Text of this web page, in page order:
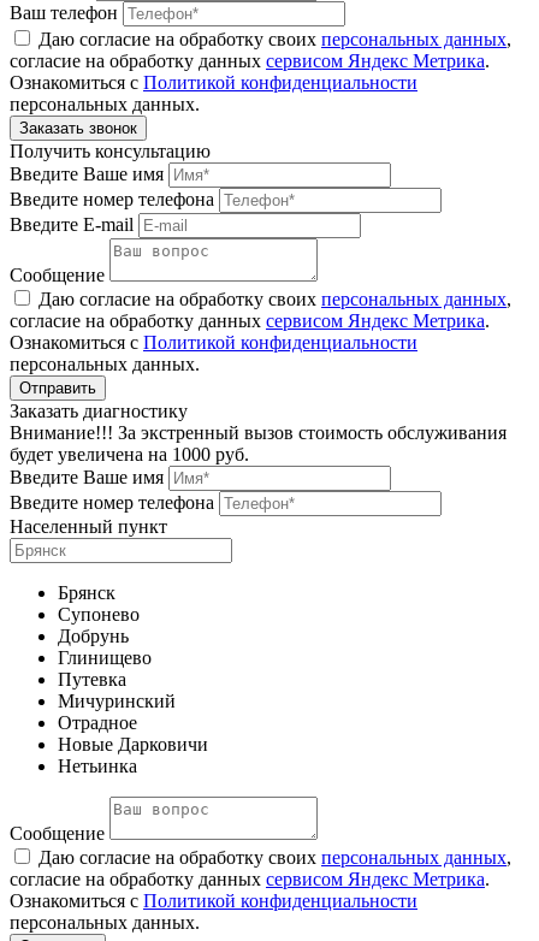
Ваш телефон
Даю согласие на обработку своих персональных данных,
согласие на обработку данных сервисом Яндекс Метрика.
Ознакомиться с Политикой конфиденциальности
персональных данных.
Получить консультацию
Введите Ваше имя
Введите номер телефона
Введите E-mail
Сообщение
Даю согласие на обработку своих персональных данных,
согласие на обработку данных сервисом Яндекс Метрика.
Ознакомиться с Политикой конфиденциальности
персональных данных.
Заказать диагностику
Внимание!!! За экстренный вызов стоимость обслуживания
будет увеличена на 1000 руб.
Введите Ваше имя
Введите номер телефона
Населенный пункт
Брянск
Супонево
Добрунь
Глинищево
Путевка
Мичуринский
Отрадное
Новые Дарковичи
Нетьинка
Сообщение
Даю согласие на обработку своих персональных данных,
согласие на обработку данных сервисом Яндекс Метрика.
Ознакомиться с Политикой конфиденциальности
персональных данных.